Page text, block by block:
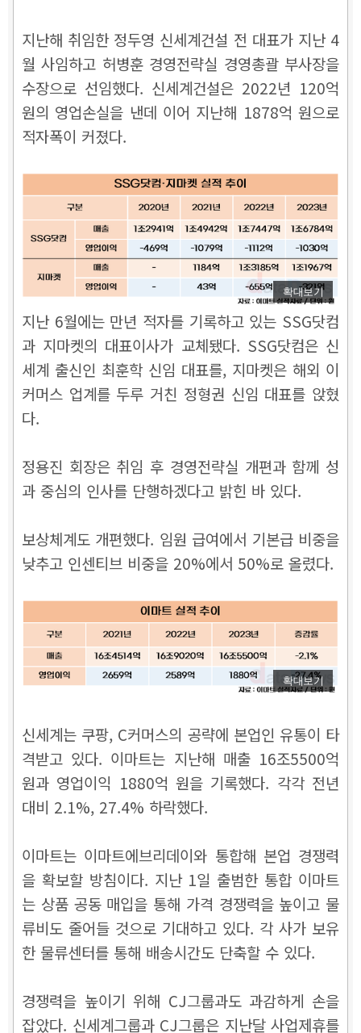
지난해 취임한 정두영 신세계건설 전 대표가 지난 4
월 사임하고 허병훈 경영전략실 경영총괄 부사장을
수장으로 선임했다. 신세계건설은 2022년 120억
원의 영업손실을 낸데 이어 지난해 1878억 원으로
적자폭이 커졌다.
확대보기
지난 6월에는 만년 적자를 기록하고 있는 SSG닷컴
과 지마켓의 대표이사가 교체됐다. SSG닷컴은 신
세계 출신인 최훈학 신임 대표를, 지마켓은 해외 이
커머스 업계를 두루 거친 정형권 신임 대표를 앉혔
다.
정용진 회장은 취임 후 경영전략실 개편과 함께 성
과 중심의 인사를 단행하겠다고 밝힌 바 있다.
보상체계도 개편했다. 임원 급여에서 기본급 비중을
낮추고 인센티브 비중을 20%에서 50%로 올렸다.
확대보기
신세계는 쿠팡, C커머스의 공략에 본업인 유통이 타
격받고 있다. 이마트는 지난해 매출 16조5500억
원과 영업이익 1880억 원을 기록했다. 각각 전년
대비 2.1%, 27.4% 하락했다.
이마트는 이마트에브리데이와 통합해 본업 경쟁력
을 확보할 방침이다. 지난 1일 출범한 통합 이마트
는 상품 공동 매입을 통해 가격 경쟁력을 높이고 물
류비도 줄어들 것으로 기대하고 있다. 각 사가 보유
한 물류센터를 통해 배송시간도 단축할 수 있다.
경쟁력을 높이기 위해 CJ그룹과도 과감하게 손을
잡았다. 신세계그룹과 CJ그룹은 지난달 사업제휴를